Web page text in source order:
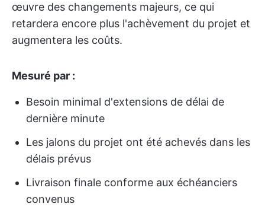
œuvre des changements majeurs, ce qui
retardera encore plus l'achèvement du projet et
augmentera les coûts.
Mesuré par :
Besoin minimal d'extensions de délai de
dernière minute
Les jalons du projet ont été achevés dans les
délais prévus
Livraison finale conforme aux échéanciers
convenus